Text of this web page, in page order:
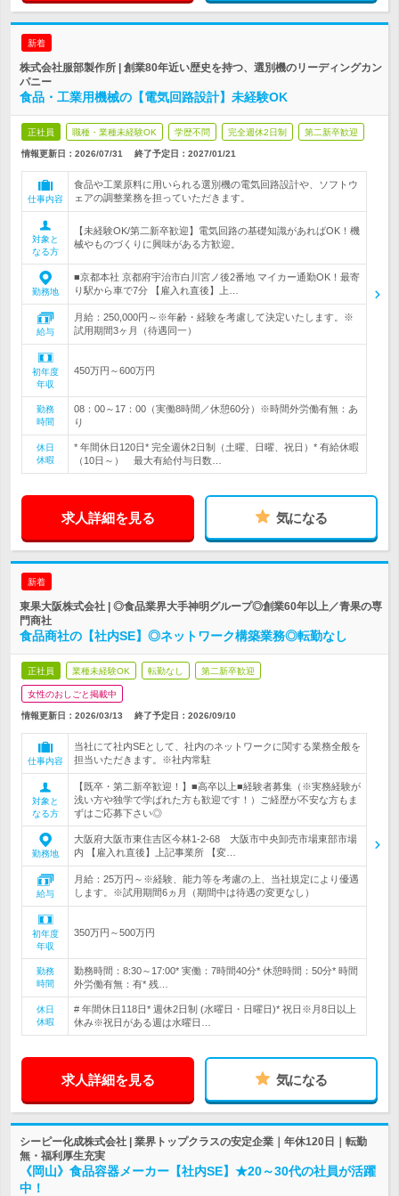
新着
株式会社服部製作所 | 創業80年近い歴史を持つ、選別機のリーディングカン
パニー
食品・工業用機械の【電気回路設計】未経験OK
正社員 職種・業種未経験OK 学歴不問 完全週休2日制 第二新卒歓迎
情報更新日：2026/07/31 終了予定日： 2027/01/21
仕事内容
食品や工業原料に用いられる選別機の電気回路設計や、ソフトウ
ェアの調整業務を担っていただきます。
対象と
なる方
【未経験OK/第二新卒歓迎】電気回路の基礎知識があればOK！機
械やものづくりに興味がある方歓迎。
勤務地
■京都本社 京都府宇治市白川宮ノ後2番地 マイカー通勤OK！最寄
り駅から車で7分 【雇入れ直後】上…
給与
月給：250,000円～※年齢・経験を考慮して決定いたします。※
試用期間3ヶ月（待遇同一）
初年度
年収
450万円～600万円
勤務
時間
08：00～17：00（実働8時間／休憩60分）※時間外労働有無：あ
り
休日
休暇
* 年間休日120日* 完全週休2日制（土曜、日曜、祝日）* 有給休暇
（10日～） 最大有給付与日数…
求人詳細を見る 気になる
新着
東果大阪株式会社 | ◎食品業界大手神明グループ◎創業60年以上／青果の専
門商社
食品商社の【社内SE】◎ネットワーク構築業務◎転勤なし
正社員 業種未経験OK 転勤なし 第二新卒歓迎
女性のおしごと掲載中
情報更新日：2026/03/13 終了予定日： 2026/09/10
仕事内容
当社にて社内SEとして、社内のネットワークに関する業務全般を
担当いただきます。※社内常駐
対象と
なる方
【既卒・第二新卒歓迎！】■高卒以上■経験者募集（※実務経験が
浅い方や独学で学ばれた方も歓迎です！）ご経歴が不安な方もま
ずはご応募下さい◎
勤務地
大阪府大阪市東住吉区今林1-2-68 大阪市中央卸売市場東部市場
内 【雇入れ直後】上記事業所 【変…
給与
月給：25万円～※経験、能力等を考慮の上、当社規定により優遇
します。※試用期間6ヵ月（期間中は待遇の変更なし）
初年度
年収
350万円～500万円
勤務
時間
勤務時間：8:30～17:00* 実働：7時間40分* 休憩時間：50分* 時間
外労働有無：有* 残…
休日
休暇
# 年間休日118日* 週休2日制 (水曜日・日曜日)* 祝日※月8日以上
休み※祝日がある週は水曜日…
求人詳細を見る 気になる
シーピー化成株式会社 | 業界トップクラスの安定企業｜年休120日｜転勤
無・福利厚生充実
《岡山》食品容器メーカー【社内SE】★20～30代の社員が活躍
中！